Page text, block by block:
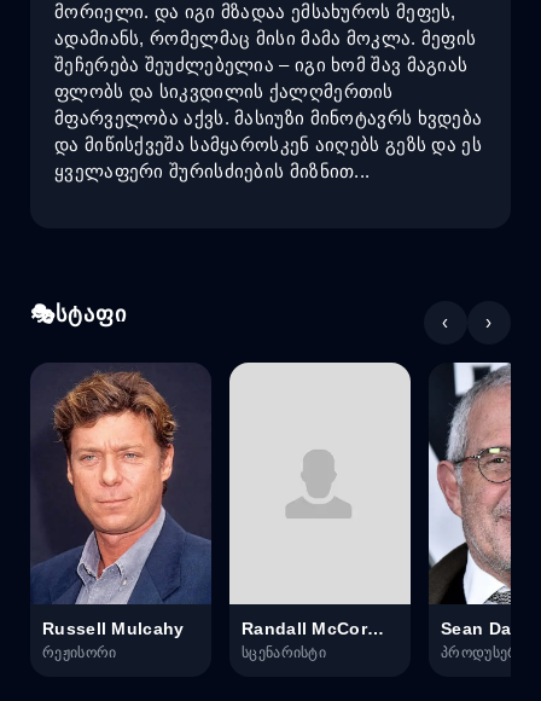
მორიელი. და იგი მზადაა ემსახუროს მეფეს,
ადამიანს, რომელმაც მისი მამა მოკლა. მეფის
შეჩერება შეუძლებელია – იგი ხომ შავ მაგიას
ფლობს და სიკვდილის ქალღმერთის
მფარველობა აქვს. მასიუზი მინოტავრს ხვდება
და მიწისქვეშა სამყაროსკენ აიღებს გეზს და ეს
ყველაფერი შურისძიების მიზნით...
სტაფი ‹ ›
Russell Mulcahy
რეჟისორი
Randall McCormick
სცენარისტი
Sean
პროდუსერი